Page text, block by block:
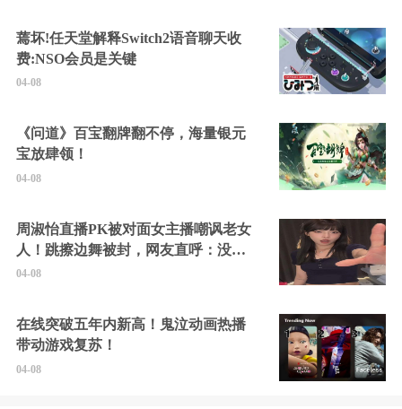
蔫坏!任天堂解释Switch2语音聊天收
费:NSO会员是关键
04-08
《问道》百宝翻牌翻不停，海量银元
宝放肆领！
04-08
周淑怡直播PK被对面女主播嘲讽老女
人！跳擦边舞被封，网友直呼：没边
硬擦封的好！
04-08
在线突破五年内新高！鬼泣动画热播
带动游戏复苏！
04-08